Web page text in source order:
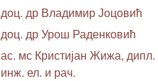
доц. др Владимир Јоцовић
доц. др Урош Раденковић
ас. мс Кристијан Жижа, дипл.
инж. ел. и рач.